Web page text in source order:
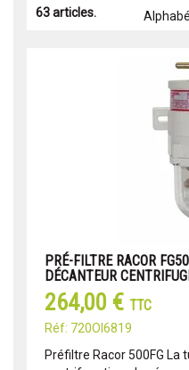
63 articles.
PRÉ-FILTRE RACOR
DÉCANTEUR
264,00 € TTC
Réf: 720OI6819
Préfiltre Racor 500FG La